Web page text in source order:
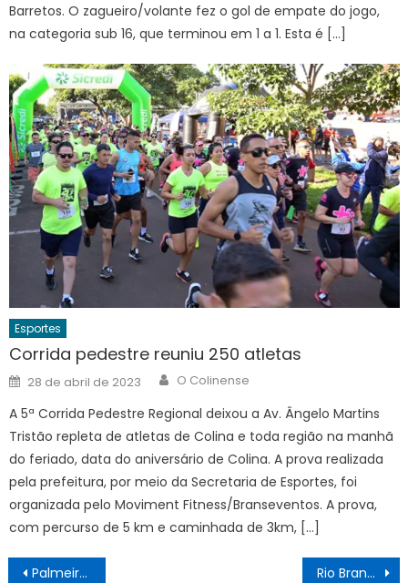
Barretos. O zagueiro/volante fez o gol de empate do jogo,
na categoria sub 16, que terminou em 1 a 1. Esta é […]
Esportes
Corrida pedestre reuniu 250 atletas
Posted
on
28 de abril de 2023 Author
O Colinense
A 5ª Corrida Pedestre Regional deixou a Av. Ângelo Martins
Tristão repleta de atletas de Colina e toda região na manhã
do feriado, data do aniversário de Colina. A prova realizada
pela prefeitura, por meio da Secretaria de Esportes, foi
organizada pelo Moviment Fitness/Branseventos. A prova,
com percurso de 5 km e caminhada de 3km, […]
Navegação
Palmeiras visita o Liverpool-URU pela Libertadores Rio Branco joga com vantagem